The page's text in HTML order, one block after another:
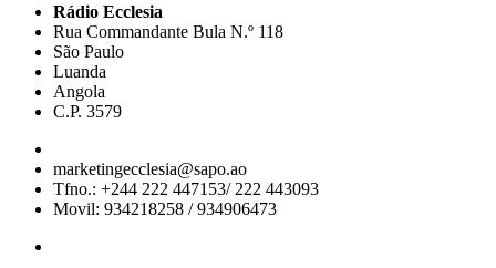
Rádio Ecclesia
Rua Commandante Bula N.º 118
São Paulo
Luanda
Angola
C.P. 3579
marketingecclesia@sapo.ao
Tfno.: +244 222 447153/ 222 443093
Movil: 934218258 / 934906473